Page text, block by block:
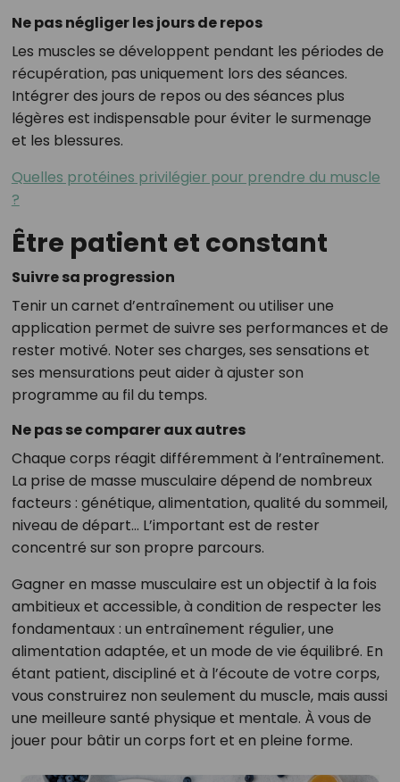
Ne pas négliger les jours de repos
Les muscles se développent pendant les périodes de
récupération, pas uniquement lors des séances.
Intégrer des jours de repos ou des séances plus
légères est indispensable pour éviter le surmenage
et les blessures.
Quelles protéines privilégier pour prendre du muscle
?
Être patient et constant
Suivre sa progression
Tenir un carnet d’entraînement ou utiliser une
application permet de suivre ses performances et de
rester motivé. Noter ses charges, ses sensations et
ses mensurations peut aider à ajuster son
programme au fil du temps.
Ne pas se comparer aux autres
Chaque corps réagit différemment à l’entraînement.
La prise de masse musculaire dépend de nombreux
facteurs : génétique, alimentation, qualité du sommeil,
niveau de départ… L’important est de rester
concentré sur son propre parcours.
Gagner en masse musculaire est un objectif à la fois
ambitieux et accessible, à condition de respecter les
fondamentaux : un entraînement régulier, une
alimentation adaptée, et un mode de vie équilibré. En
étant patient, discipliné et à l’écoute de votre corps,
vous construirez non seulement du muscle, mais aussi
une meilleure santé physique et mentale. À vous de
jouer pour bâtir un corps fort et en pleine forme.